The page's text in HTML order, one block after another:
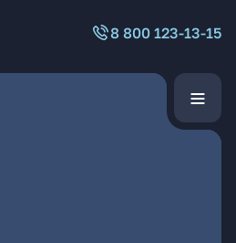
8 800 123-13-15